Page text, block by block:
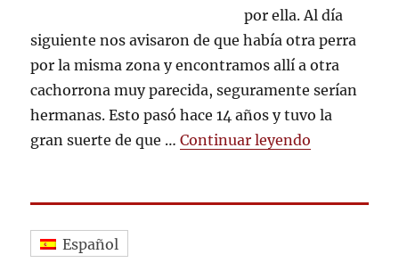
por ella. Al día
siguiente nos avisaron de que había otra perra
por la misma zona y encontramos allí a otra
cachorrona muy parecida, seguramente serían
hermanas. Esto pasó hace 14 años y tuvo la
gran suerte de que …Continuar leyendo
Español